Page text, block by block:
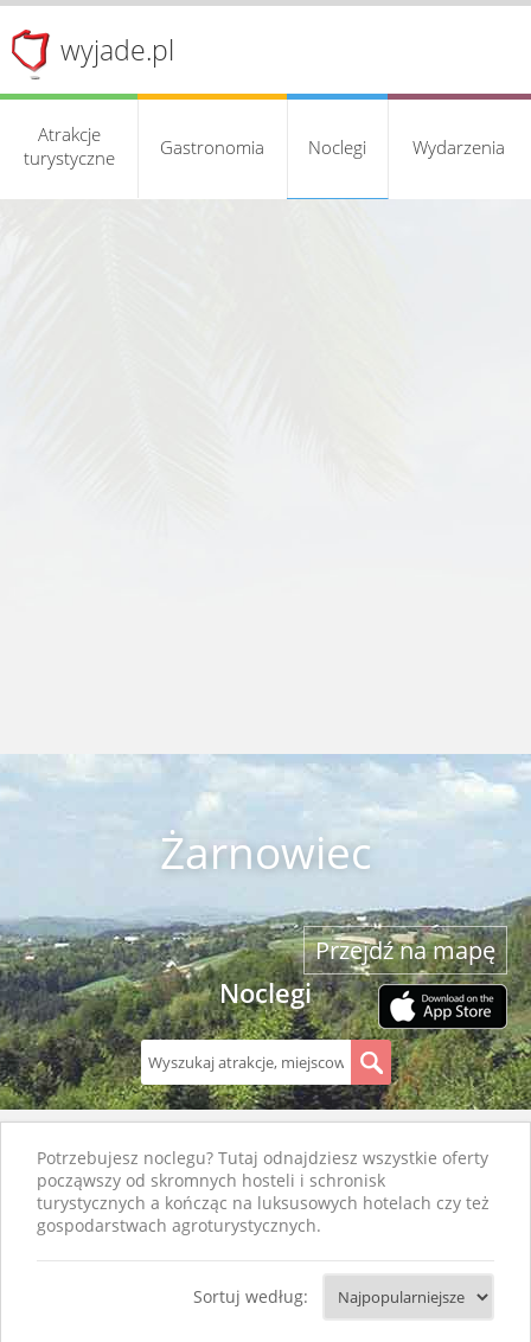
wyjade.pl
Atrakcje
turystyczne
Gastronomia Noclegi Wydarzenia
Żarnowiec
Noclegi
Przejdź na mapę
Potrzebujesz noclegu? Tutaj odnajdziesz wszystkie oferty
począwszy od skromnych hosteli i schronisk
turystycznych a kończąc na luksusowych hotelach czy też
gospodarstwach agroturystycznych.
Sortuj według: